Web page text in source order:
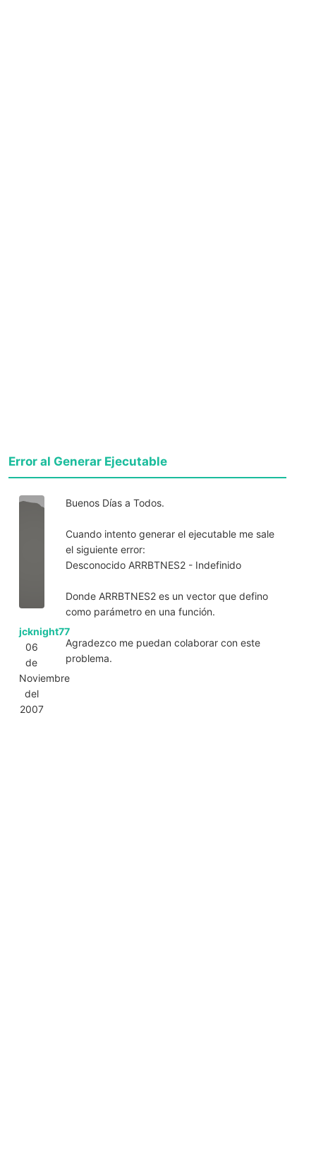
Error al Generar Ejecutable
jcknight77
06
de
Noviembre
del
2007
Buenos Días a Todos.
Cuando intento generar el ejecutable me sale
el siguiente error:
Desconocido ARRBTNES2 - Indefinido
Donde ARRBTNES2 es un vector que defino
como parámetro en una función.
Agradezco me puedan colaborar con este
problema.